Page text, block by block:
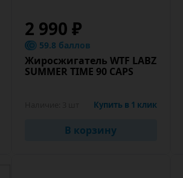
2 990 ₽
59.8 баллов
Жиросжигатель WTF LABZ
SUMMER TIME 90 CAPS
Купить в 1 клик
В корзину